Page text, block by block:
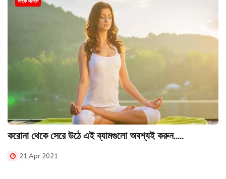
লাইফ স্টাইল
করোনা থেকে সেরে উঠে এই ব্যামগুলো অবশ্যই করুন.....
21 Apr 2021